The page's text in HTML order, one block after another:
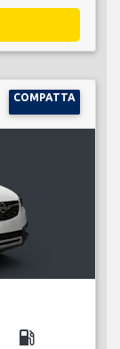
COMPATTA
local_gas_station